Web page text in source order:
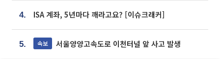
4. ISA 계좌, 5년마다 깨라고요? [이슈크래커]
5. 속보 서울양양고속도로 이천터널 앞 사고 발생